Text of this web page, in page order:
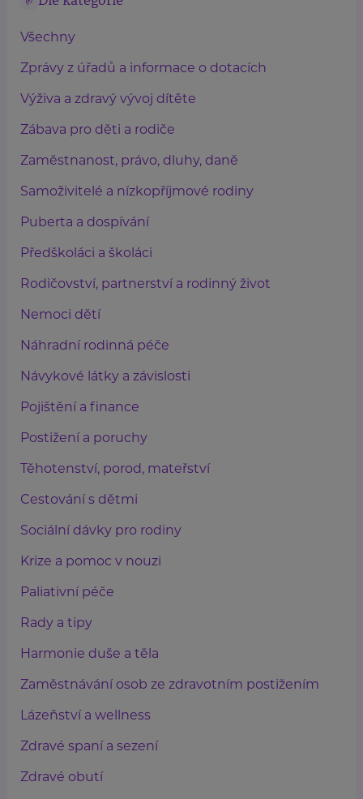
Všechny
Zprávy z úřadů a informace o dotacích
Výživa a zdravý vývoj dítěte
Zábava pro děti a rodiče
Zaměstnanost, právo, dluhy, daně
Samoživitelé a nízkopříjmové rodiny
Puberta a dospívání
Předškoláci a školáci
Rodičovství, partnerství a rodinný život
Nemoci dětí
Náhradní rodinná péče
Návykové látky a závislosti
Pojištění a finance
Postižení a poruchy
Těhotenství, porod, mateřství
Cestování s dětmi
Sociální dávky pro rodiny
Krize a pomoc v nouzi
Paliativní péče
Rady a tipy
Harmonie duše a těla
Zaměstnávání osob ze zdravotním postižením
Lázeňství a wellness
Zdravé spaní a sezení
Zdravé obutí